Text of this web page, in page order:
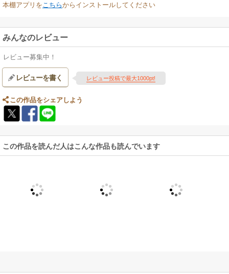
本棚アプリを こちらからインストールしてください
みんなのレビュー
レビュー募集中！
レビューを書く レビュー投稿で最大1000pt!
この作品をシェアしよう
この作品を読んだ人はこんな作品も読んでいます